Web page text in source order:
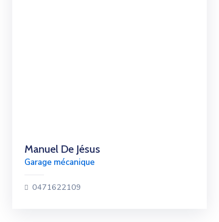
Manuel De Jésus
Garage mécanique
0471622109